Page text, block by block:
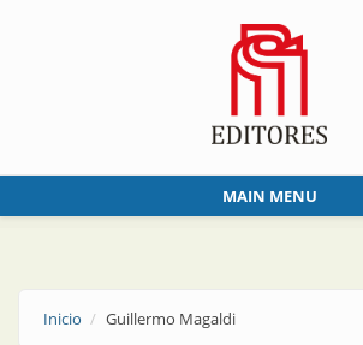
MAIN MENU
Inicio Guillermo Magaldi